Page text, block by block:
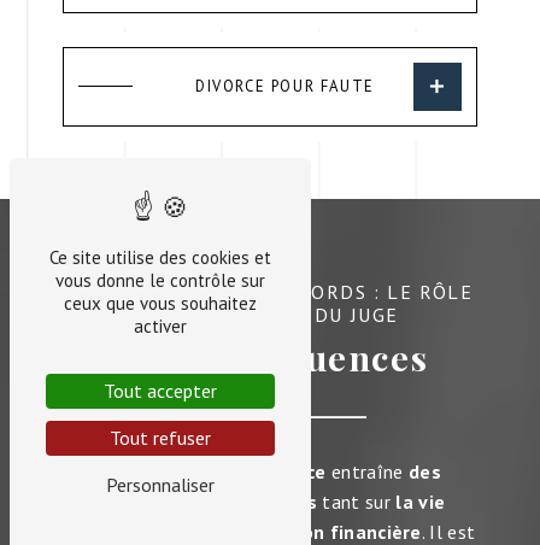
DIVORCE POUR FAUTE
SÉPARATION ET DÉSACCORDS : LE RÔLE
DES AVOCATS ET DU JUGE
Les conséquences
procédure de divorce entraîne des
conséquences juridiques tant sur la vie
la situation financière. Il est
Ce site utilise des cookies et
vous donne le contrôle sur
ceux que vous souhaitez
activer
Tout accepter
Tout refuser
Personnaliser